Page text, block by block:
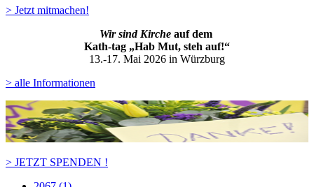
> Jetzt mitmachen!
Wir sind Kirche auf dem
Kath-tag „Hab Mut, steh auf!“
13.-17. Mai 2026 in Würzburg
> alle Informationen
> JETZT SPENDEN !